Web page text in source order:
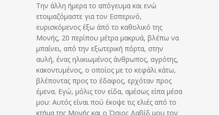
Την άλλη ήμερα το απόγευμα και ενώ
ετοιμαζόμαστε για τον Εσπερινό,
ευρισκόμενος έξω άπό το καθολικό της
Μονής, 20 περίπου μέτρα μακρυά, βλέπω να
μπαίνει, από την εξωτερική πόρτα, στην
αυλή, ένας ηλικιωμένος άνθρωπος, αγρότης,
κακοντυμένος, ο οποίος με το κεφάλι κάτω,
βλέποντας προς το έδαφος, ερχόταν προς
έμενα. Εγώ, μόλις τον είδα, αμέσως είπα μέσα
μου: Αυτός είναι πού έκοψε τις ελιές από το
κτήμα της Μονής και ο Όσιος Δαβίδ μου τον